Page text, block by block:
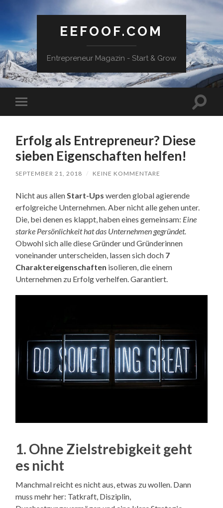
EEFOOF.COM
Entrepreneur Magazin - Start & Grow
Menü
Erfolg als Entrepreneur? Diese
sieben Eigenschaften helfen!
SEPTEMBER 21, 2018 / KEINE KOMMENTARE
Nicht aus allen Start-Ups werden global agierende
erfolgreiche Unternehmen. Aber nicht alle gehen unter.
Die, bei denen es klappt, haben eines gemeinsam: Eine
starke Persönlichkeit hat das Unternehmen gegründet.
Obwohl sich alle diese Gründer und Gründerinnen
voneinander unterscheiden, lassen sich doch 7
Charaktereigenschaften isolieren, die einem
Unternehmen zu Erfolg verhelfen. Garantiert.
1. Ohne Zielstrebigkeit geht
es nicht
Manchmal reicht es nicht aus, etwas zu wollen. Dann
muss mehr her: Tatkraft, Disziplin,